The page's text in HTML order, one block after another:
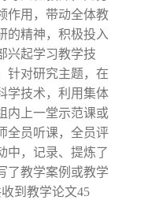
作用，带动全体教
的精神，积极投入
兴起学习教学技
针对研究主题，在
学技术，利用集体
内上一堂示范课或
全员听课，全员评
中，记录、提炼了
了教学案例或教学
到教学论文45